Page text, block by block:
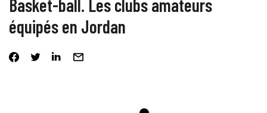
Basket-ball. Les clubs amateurs
équipés en Jordan